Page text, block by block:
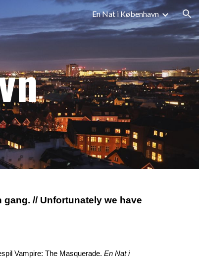
En Nat i København
// Unfortunately we have
Vampire: The Masquerade. En Nat i